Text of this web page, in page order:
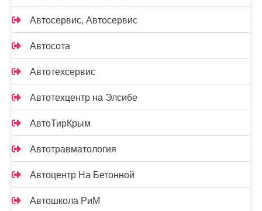
Автосервис, Автосервис
Автосота
Автотехсервис
Автотехцентр на Элсибе
АвтоТирКрым
Автотравматология
Автоцентр На Бетонной
Автошкола РиМ